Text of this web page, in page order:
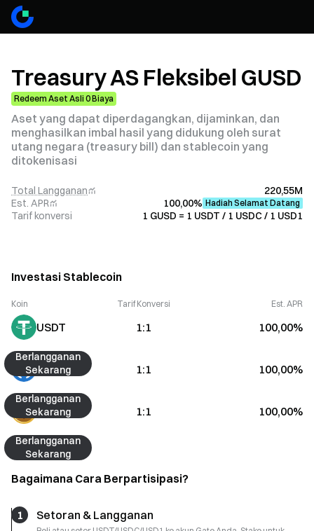
Treasury AS Fleksibel GUSD
Redeem Aset Asli 0 Biaya
Aset yang dapat diperdagangkan, dijaminkan, dan
menghasilkan imbal hasil yang didukung oleh surat
utang negara (treasury bill) dan stablecoin yang
ditokenisasi
Total Langganan
220,55M
Est. APR
100,00% Hadiah Selamat Datang
Tarif konversi 1 GUSD = 1 USDT / 1 USDC / 1 USD1
Investasi Stablecoin
Koin Tarif Konversi Est. APR
USDT 1:1 100,00%
Berlangganan
Sekarang
USDC 1:1 100,00%
Berlangganan
Sekarang
USD1 1:1 100,00%
Berlangganan
Sekarang
Bagaimana Cara Berpartisipasi?
1 Setoran & Langganan